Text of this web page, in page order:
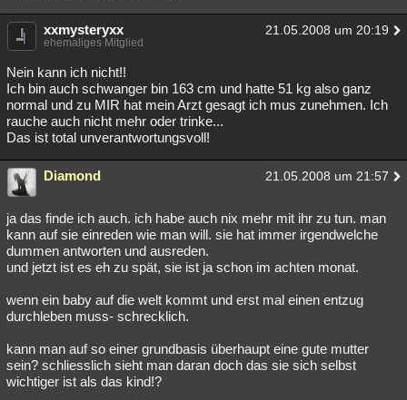
xxmysteryxx 21.05.2008 um 20:19
ehemaliges Mitglied
Nein kann ich nicht!!
Ich bin auch schwanger bin 163 cm und hatte 51 kg also ganz
normal und zu MIR hat mein Arzt gesagt ich mus zunehmen. Ich
rauche auch nicht mehr oder trinke...
Das ist total unverantwortungsvoll!
Diamond 21.05.2008 um 21:57
ja das finde ich auch. ich habe auch nix mehr mit ihr zu tun. man
kann auf sie einreden wie man will. sie hat immer irgendwelche
dummen antworten und ausreden.
und jetzt ist es eh zu spät, sie ist ja schon im achten monat.
wenn ein baby auf die welt kommt und erst mal einen entzug
durchleben muss- schrecklich.
kann man auf so einer grundbasis überhaupt eine gute mutter
sein? schliesslich sieht man daran doch das sie sich selbst
wichtiger ist als das kind!?